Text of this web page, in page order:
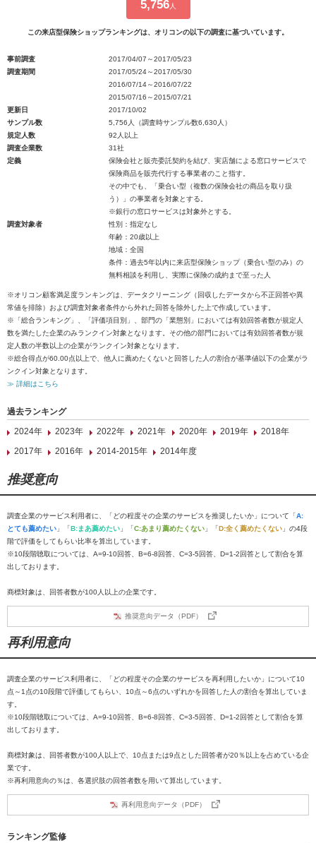
5,756人
この来店型保険ショップランキングは、オリコンの以下の調査に基づいています。
事前調査
2017/04/07～2017/05/23
調査期間
2017/05/24～2017/05/30
2016/07/14～2016/07/22
2015/07/16～2015/07/21
更新日
2017/10/02
サンプル数
5,756人（調査時サンプル数6,630人）
規定人数
92人以上
調査企業数
31社
定義
保険会社と販売委託契約を結び、実店舗による窓口サービスで
保険商品を販売代行する事業者のこと指す。
その中でも、「乗合い型（複数の保険会社の商品を取り扱
う）」の事業者を対象とする。
※銀行の窓口サービスは対象外とする。
調査対象者
性別：指定なし
年齢：20歳以上
地域：全国
条件：過去5年以内に来店型保険ショップ（乗合い型のみ）の
無料相談を利用し、実際に保険の成約まで至った人
※オリコン顧客満足度ランキングは、データクリーニング（回収したデータから不正回答や異
常値を排除）および調査対象者条件から外れた回答を除外した上で作成しています。
※「総合ランキング」、「評価項目別」、部門の「業態別」においては有効回答者数が規定人
数を満たした企業のみランクイン対象となります。その他の部門においては有効回答者数が規
定人数の半数以上の企業がランクイン対象となります。
※総合得点が60.00点以上で、他人に薦めたくないと回答した人の割合が基準値以下の企業がラ
ンクイン対象となります。
≫ 詳細はこちら
過去ランキング
2024年
2023年 2022年 2021年 2020年 2019年
2018年
2017年
2016年 2014-2015年 2014年度
推奨意向
調査企業のサービス利用者に、「どの程度その企業のサービスを推奨したいか」について「A:
とても薦めたい 」「B:まあ薦めたい 」「C:あまり薦めたくない 」「D:全く薦めたくない 」の4段
階で評価をしてもらい比率を算出しています。
※10段階聴取については、A=9-10回答、B=6-8回答、C=3-5回答、D=1-2回答として割合を算
出しております。
商標対象は、回答者数が100人以上の企業です。
推奨意向データ（PDF）
再利用意向
調査企業のサービス利用者に、「どの程度その企業のサービスを再利用したいか」について10
点～1点の10段階で評価してもらい、10点～6点のいずれかを回答した人の割合を算出していま
す。
※10段階聴取については、A=9-10回答、B=6-8回答、C=3-5回答、D=1-2回答として割合を算
出しております。
商標対象は、回答者数が100人以上で、10点または9点とした回答者が20％以上を占めている企
業です。
※再利用意向の％は、各選択肢の回答者数を用いて算出しています。
再利用意向データ（PDF）
ランキング監修